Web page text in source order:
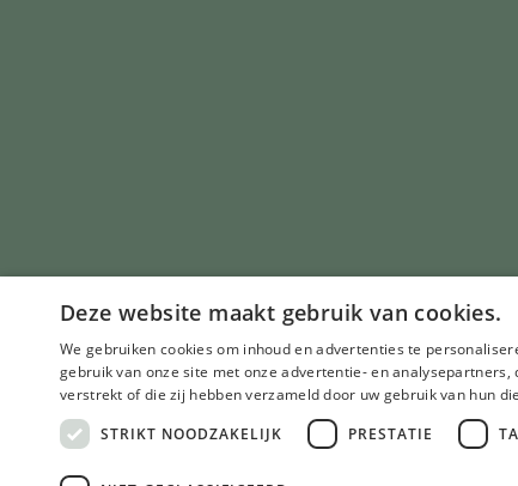
Deze website maakt gebruik van cookies.
We gebruiken cookies om inhoud en advertenties te
gebruik van onze site met onze advertentie- en
verstrekt of die zij hebben verzameld door uw gebruik van hun
STRIKT NOODZAKELIJK
PRESTATIE